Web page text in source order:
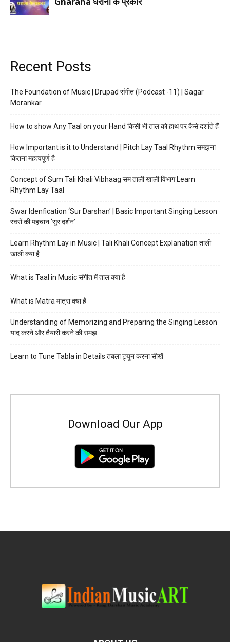
Recent Posts
The Foundation of Music | Drupad संगीत (Podcast -11) | Sagar
Morankar
How to show Any Taal on your Hand किसी भी ताल को हाथ पर कैसे दर्शाते हैं
How Important is it to Understand | Pitch Lay Taal Rhythm समझना
कितना महत्वपूर्ण है
Concept of Sum Tali Khali Vibhaag सम ताली खाली विभाग Learn
Rhythm Lay Taal
Swar Idenfication ‘Sur Darshan’ | Basic Important Singing Lesson
स्वरों की पहचान ‘सुर दर्शन’
Learn Rhythm Lay in Music | Tali Khali Concept Explanation ताली
खाली क्या है
What is Taal in Music संगीत में ताल क्या है
What is Matra मात्रा क्या है
Understanding of Memorizing and Preparing the Singing Lesson
याद करने और तैयारी करने की समझ
Learn to Tune Tabla in Details तबला ट्यून करना सीखें
Download Our App